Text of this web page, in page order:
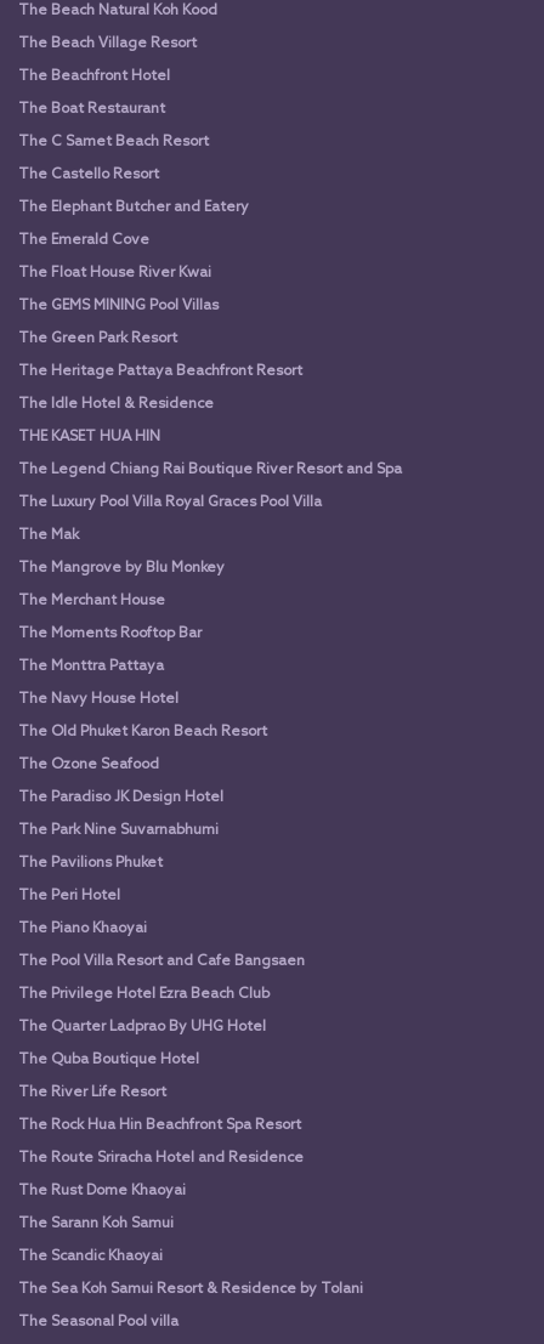
The Beach Natural Koh Kood
The Beach Village Resort
The Beachfront Hotel
The Boat Restaurant
The C Samet Beach Resort
The Castello Resort
The Elephant Butcher and Eatery
The Emerald Cove
The Float House River Kwai
The GEMS MINING Pool Villas
The Green Park Resort
The Heritage Pattaya Beachfront Resort
The Idle Hotel & Residence
THE KASET HUA HIN
The Legend Chiang Rai Boutique River Resort and Spa
The Luxury Pool Villa Royal Graces Pool Villa
The Mak
The Mangrove by Blu Monkey
The Merchant House
The Moments Rooftop Bar
The Monttra Pattaya
The Navy House Hotel
The Old Phuket Karon Beach Resort
The Ozone Seafood
The Paradiso JK Design Hotel
The Park Nine Suvarnabhumi
The Pavilions Phuket
The Peri Hotel
The Piano Khaoyai
The Pool Villa Resort and Cafe Bangsaen
The Privilege Hotel Ezra Beach Club
The Quarter Ladprao By UHG Hotel
The Quba Boutique Hotel
The River Life Resort
The Rock Hua Hin Beachfront Spa Resort
The Route Sriracha Hotel and Residence
The Rust Dome Khaoyai
The Sarann Koh Samui
The Scandic Khaoyai
The Sea Koh Samui Resort & Residence by Tolani
The Seasonal Pool villa